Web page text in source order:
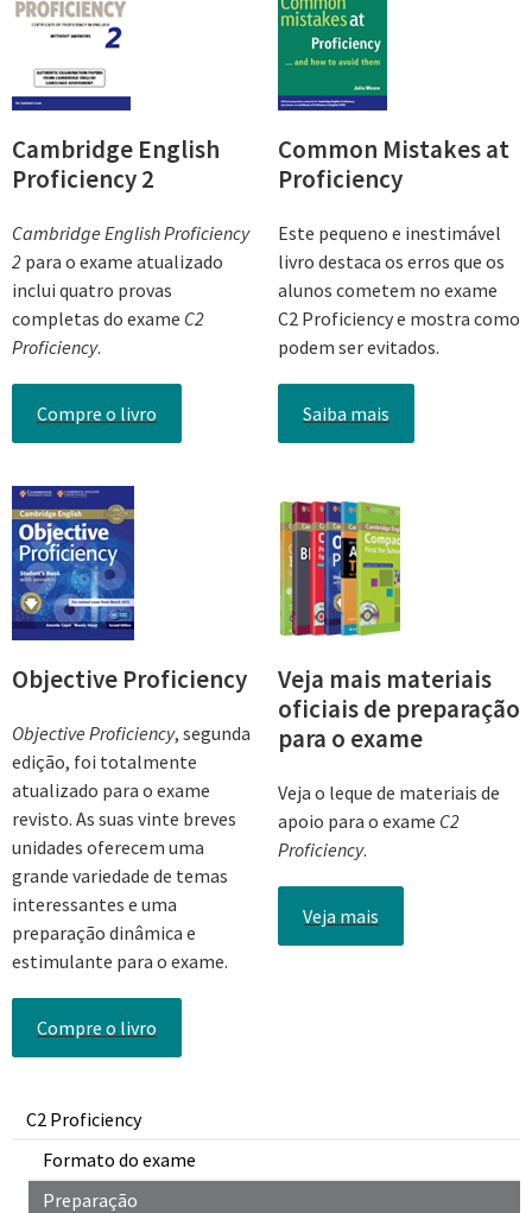
C2 Proficiency
Formato do exame
Preparação
Cambridge English
Proficiency 2
Cambridge English Proficiency
2 para o exame atualizado
inclui quatro provas
completas do exame C2
Proficiency.
Compre o livro
Common Mistakes at
Proficiency
Este pequeno e inestimável
livro destaca os erros que os
alunos cometem no exame
C2 Proficiency e mostra como
podem ser evitados.
Saiba mais
Objective Proficiency
Objective Proficiency, segunda
edição, foi totalmente
atualizado para o exame
revisto. As suas vinte breves
unidades oferecem uma
grande variedade de temas
interessantes e uma
preparação dinâmica e
estimulante para o exame.
Compre o livro
Veja mais materiais
oficiais de preparação
para o exame
Veja o leque de materiais de
apoio para o exame C2
Proficiency.
Veja mais